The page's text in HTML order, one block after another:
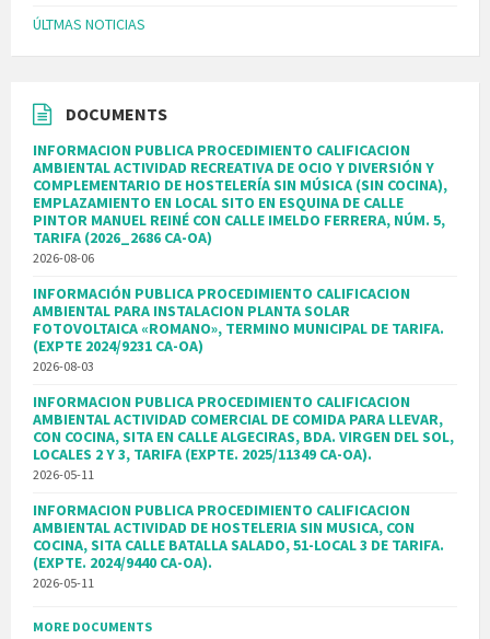
ÚLTMAS NOTICIAS
DOCUMENTS
INFORMACION PUBLICA PROCEDIMIENTO CALIFICACION
AMBIENTAL ACTIVIDAD RECREATIVA DE OCIO Y DIVERSIÓN Y
COMPLEMENTARIO DE HOSTELERÍA SIN MÚSICA (SIN COCINA),
EMPLAZAMIENTO EN LOCAL SITO EN ESQUINA DE CALLE
PINTOR MANUEL REINÉ CON CALLE IMELDO FERRERA, NÚM. 5,
TARIFA (2026_2686 CA-OA)
2026-08-06
INFORMACIÓN PUBLICA PROCEDIMIENTO CALIFICACION
AMBIENTAL PARA INSTALACION PLANTA SOLAR
FOTOVOLTAICA «ROMANO», TERMINO MUNICIPAL DE TARIFA.
(EXPTE 2024/9231 CA-OA)
2026-08-03
INFORMACION PUBLICA PROCEDIMIENTO CALIFICACION
AMBIENTAL ACTIVIDAD COMERCIAL DE COMIDA PARA LLEVAR,
CON COCINA, SITA EN CALLE ALGECIRAS, BDA. VIRGEN DEL SOL,
LOCALES 2 Y 3, TARIFA (EXPTE. 2025/11349 CA-OA).
2026-05-11
INFORMACION PUBLICA PROCEDIMIENTO CALIFICACION
AMBIENTAL ACTIVIDAD DE HOSTELERIA SIN MUSICA, CON
COCINA, SITA CALLE BATALLA SALADO, 51-LOCAL 3 DE TARIFA.
(EXPTE. 2024/9440 CA-OA).
2026-05-11
MORE DOCUMENTS